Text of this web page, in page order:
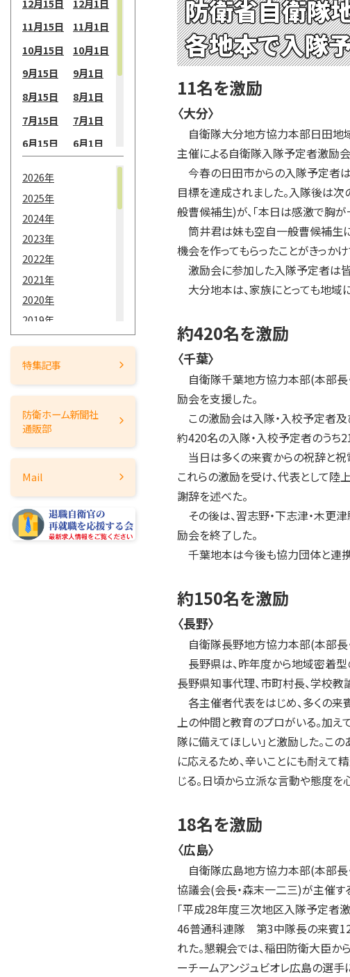
11月15日
11月1日
10月15日
10月1日
9月15日
9月1日
8月15日
8月1日
7月15日
7月1日
6月15日
6月1日
3月15日
2月15日
1月15日
2026年
2025年
2024年
2023年
2022年
2021年
2020年
2019年
2018年
2017年
2014年
2012年
2011年
2009年
2008年
特集記事
防衛ホーム新聞社
通販部
Mail
防衛省自衛隊
各地本で入隊
11名を激励
〈大分〉
自衛隊大分地方協力本部日田地
主催による自衛隊入隊予定者激励会
今春の日田市からの入隊予定者
目標を達成されました。入隊後は
般曹候補生)が、「本日は感激で胸が
筒井君は妹も空自一般曹候補生に
機会を作ってもらったことがきっか
激励会に参加した入隊予定者は皆
大分地本は、家族にとっても地域
約420名を激励
〈千葉〉
自衛隊千葉地方協力本部(本部長
励会を支援した。
この激励会は入隊・入校予定者及
約420名の入隊・入校予定者のうち
当日は多くの来賓からの祝辞と祝
これらの激励を受け、代表として
謝辞を述べた。
その後は、習志野・下志津・木更
励会を終了した。
千葉地本は今後も協力団体と連
約150名を激励
〈長野〉
自衛隊長野地方協力本部(本部長
長野県は、昨年度から地域密着型
長野県知事代理、市町村長、学校
各主催者代表をはじめ、多くの来
上の仲間と教育のプロがいる。加え
隊に備えてほしい」と激励した。
に応えるため、辛いことにも耐えて
じる。日頃から立派な言動や態度
18名を激励
〈広島〉
自衛隊広島地方協力本部(本部長
協議会(会長・森末一二三)が主催す
「平成28年度三次地区入隊予定者激
46普通科連隊 第3中隊長の来賓12
れた。懇親会では、稲田防衛大臣か
ーチームアンジュビオレ広島の選